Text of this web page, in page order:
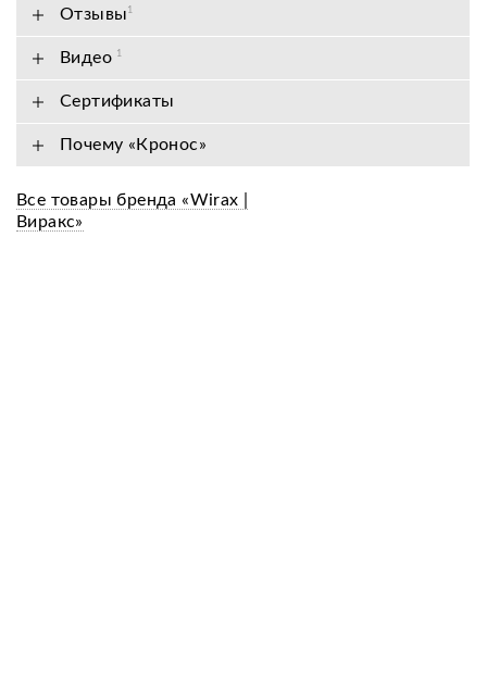
Отзывы 1
Видео 1
Сертификаты
Почему «Кронос»
Все товары бренда «Wirax |
Виракс»